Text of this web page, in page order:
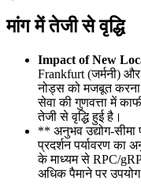
मांग में तेजी से वृद्धि
Impact of New
Frankfurt (जर्मनी)
नोड्स को मजबूत
सेवा की गुणवत्ता में
तेजी से वृद्धि हुई है।
** अनुभव उद्योग-
प्रदर्शन पर्यावरण का
के माध्यम से RPC/
अधिक पैमाने पर